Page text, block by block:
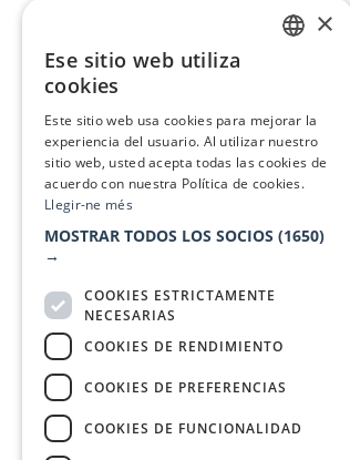
Política de Cookies
Comunicaciones comerciales y
Anuncia’t
Quiero recibir la newsletter de
Con el apoyo de
×
Ese sitio web utiliza
cookies
Este sitio web usa cookies para mejorar la
experiencia del usuario. Al utilizar nuestro
sitio web, usted acepta todas las cookies de
acuerdo con nuestra Política de cookies.
Llegir-ne més
MOSTRAR TODOS LOS SOCIOS (1650)
→
COOKIES ESTRICTAMENTE
NECESARIAS
COOKIES DE RENDIMIENTO
COOKIES DE PREFERENCIAS
COOKIES DE FUNCIONALIDAD